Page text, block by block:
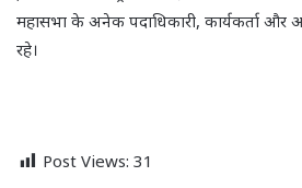
महासभा के अनेक पदाधिकारी, कार्यकर्ता और
रहे।
Post Views: 31